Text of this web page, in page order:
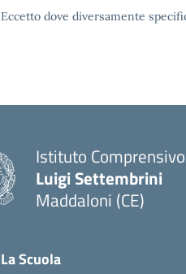
Eccetto dove diversamente
Istituto Comprensivo
Luigi Settembrini
Maddaloni (CE)
La Scuola